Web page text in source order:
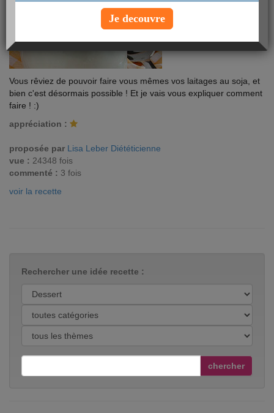
Vous rêviez de pouvoir faire vous mêmes vos laitages au soja, et
bien c'est désormais possible ! Et je vais vous expliquer comment
faire ! :)
appréciation :
proposée par Lisa Leber Diététicienne
vue : 24348 fois
commenté : 3 fois
voir la recette
Rechercher une idée recette :
chercher
Je decouvre